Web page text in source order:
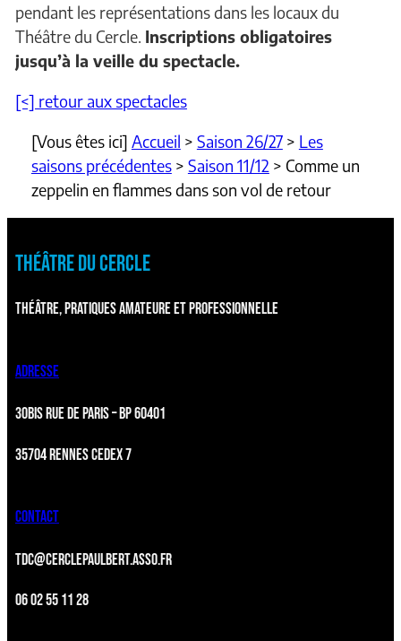
pendant les représentations dans les locaux du
Théâtre du Cercle. Inscriptions obligatoires
jusqu’à la veille du spectacle.
[<] retour aux spectacles
[Vous êtes ici] Accueil > Saison 26/27> Les
saisons précédentes> Saison 11/12 > Comme un
zeppelin en flammes dans son vol de retour
THÉÂTRE DU CERCLE
THÉÂTRE, PRATIQUES AMATEURE ET PROFESSIONNELLE
ADRESSE
30BIS RUE DE PARIS – BP 60401
35704 RENNES CEDEX 7
CONTACT
TDC@CERCLEPAULBERT.ASSO.FR
06 02 55 11 28